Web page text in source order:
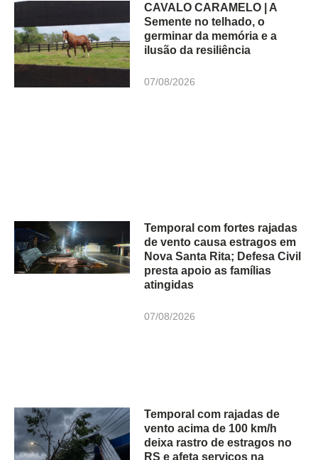
CAVALO CARAMELO | A
Semente no telhado, o
germinar da memória e a
ilusão da resiliência
07/08/2026
Temporal com fortes rajadas
de vento causa estragos em
Nova Santa Rita; Defesa Civil
presta apoio as famílias
atingidas
07/08/2026
Temporal com rajadas de
vento acima de 100 km/h
deixa rastro de estragos no
RS e afeta serviços na